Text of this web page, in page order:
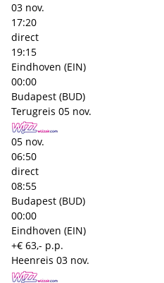
03 nov.
17:20
direct
19:15
Eindhoven (EIN)
00:00
Budapest (BUD)
Terugreis 05 nov.
05 nov.
06:50
direct
08:55
Budapest (BUD)
00:00
Eindhoven (EIN)
+€ 63,- p.p.
Heenreis 03 nov.